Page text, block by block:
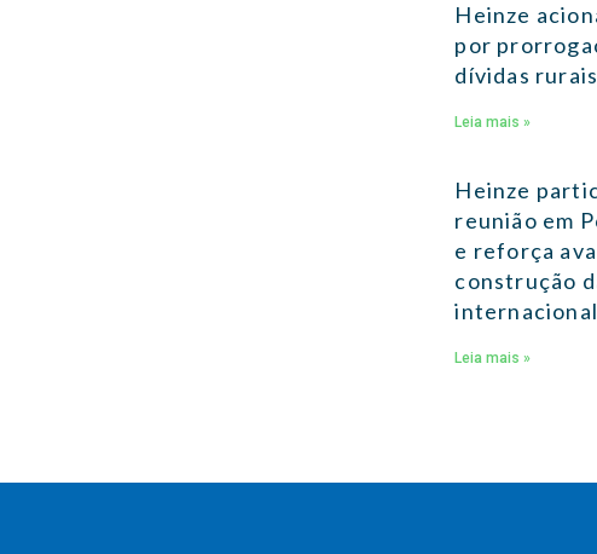
Heinze
por
dívidas rurais
Leia mais »
Heinze
reunião em
e reforça
construção
internacional
Leia mais »